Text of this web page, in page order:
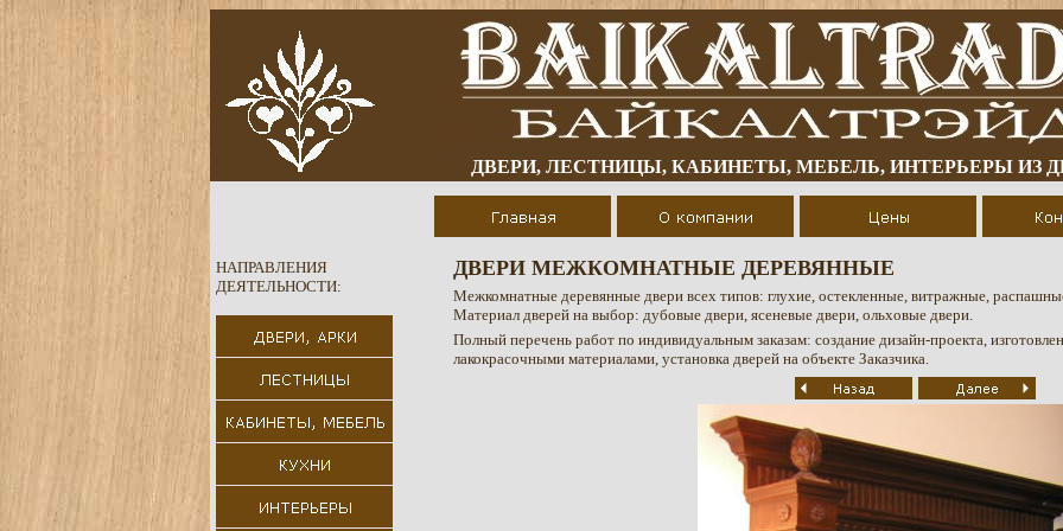
ДВЕРИ, ЛЕСТНИЦЫ, КАБИНЕТЫ, МЕБЕЛЬ, ИНТЕРЬЕРЫ ИЗ
НАПРАВЛЕНИЯ
ДЕЯТЕЛЬНОСТИ:
ДВЕРИ МЕЖКОМНАТНЫЕ ДЕРЕВЯННЫЕ
Межкомнатные деревянные двери всех типов: глухие, остекленные, витражные,
Материал дверей на выбор: дубовые двери, ясеневые двери, ольховые двери.
Полный перечень работ по индивидуальным заказам: создание дизайн-проекта,
лакокрасочными материалами, установка дверей на объекте Заказчика.